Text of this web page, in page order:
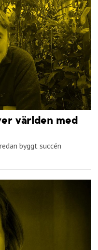
världen med
byggt succén